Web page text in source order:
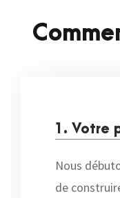
1. Votre
Nous
de